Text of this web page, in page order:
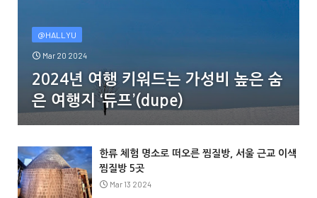
@HALLYU
Mar 20 2024
2024년 여행 키워드는 가성비 높은 숨
은 여행지 ‘듀프’(dupe)
한류 체험 명소로 떠오른 찜질방, 서울 근교 이색
찜질방 5곳
Mar 13 2024